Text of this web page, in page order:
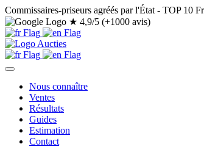
Commissaires-priseurs agréés par l'État - TOP 10
★ 4,9/5 (+1000 avis)
Nous connaître
Ventes
Résultats
Guides
Estimation
Contact